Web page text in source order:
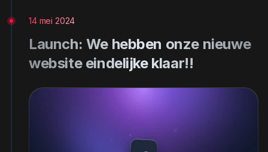
14 mei 2024
Launch: We hebben onze nieuwe
website eindelijke klaar!!